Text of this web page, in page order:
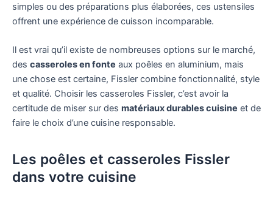
simples ou des préparations plus élaborées, ces ustensiles
offrent une expérience de cuisson incomparable.
Il est vrai qu’il existe de nombreuses options sur le marché,
des casseroles en fonte aux poêles en aluminium, mais
une chose est certaine, Fissler combine fonctionnalité, style
et qualité. Choisir les casseroles Fissler, c’est avoir la
certitude de miser sur des matériaux durables cuisine et de
faire le choix d’une cuisine responsable.
Les poêles et casseroles Fissler
dans votre cuisine